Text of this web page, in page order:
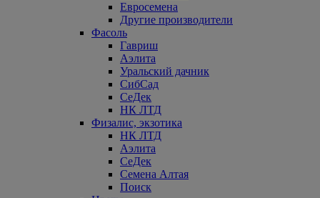
Евросемена
Другие производители
Фасоль
Гавриш
Аэлита
Уральский дачник
СибСад
СеДек
НК ЛТД
Физалис, экзотика
НК ЛТД
Аэлита
СеДек
Семена Алтая
Поиск